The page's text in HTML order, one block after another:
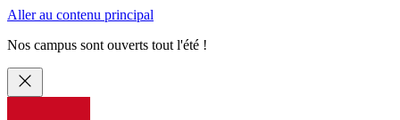
Aller au contenu principal
Nos campus sont ouverts tout l'été !